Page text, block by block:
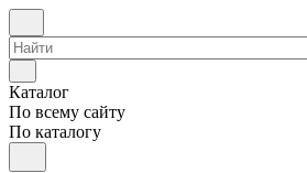
Каталог
По всему сайту
По каталогу